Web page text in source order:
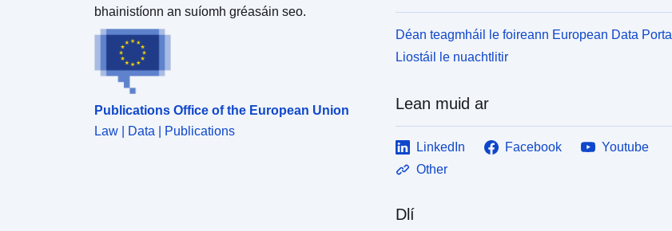
bhainistíonn an suíomh gréasáin seo.
Publications Office of the European Union
Law | Data | Publications
Déan teagmháil le foireann European Data Portal
Liostáil le nuachtlitir
Lean muid ar
LinkedIn Facebook
Youtube
Other
Dlí